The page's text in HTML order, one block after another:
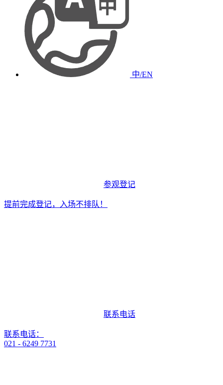
中/EN
参观登记
提前完成登记，入场不排队！
联系电话
联系电话：
021 - 6249 7731